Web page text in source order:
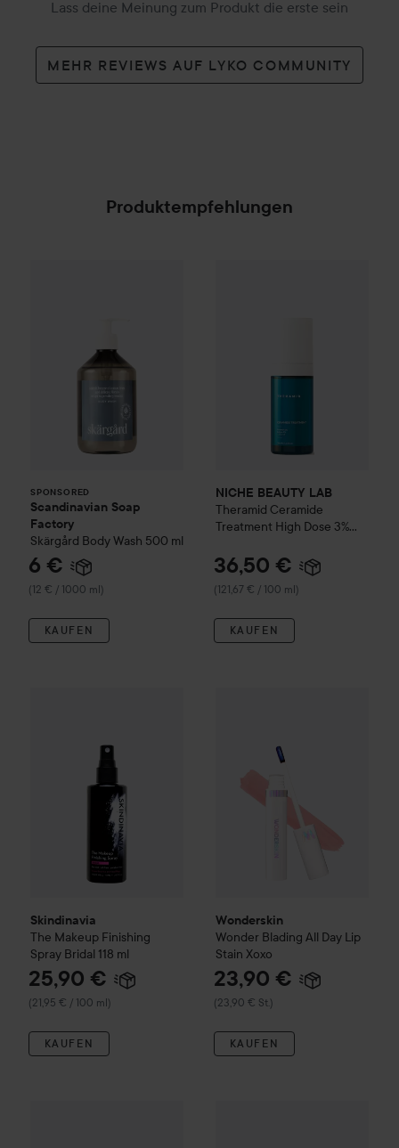
Lass deine Meinung zum Produkt die erste sein
MEHR REVIEWS AUF LYKO COMMUNITY
Produktempfehlungen
SPONSORED
Scandinavian Soap
Factory
Skärgård Body Wash 500 ml
6 €
(12 € / 1000 ml)
KAUFEN
NICHE BEAUTY LAB
Theramid Ceramide
Treatment High Dose 3%
36,50 €
(121,67 € / 100 ml)
KAUFEN
Skindinavia
The Makeup Finishing
Spray Bridal 118 ml
25,90 €
(21,95 € / 100 ml)
KAUFEN
Wonderskin
Wonder Blading All Day Lip
Stain Xoxo
23,90 €
(23,90 € St.)
KAUFEN